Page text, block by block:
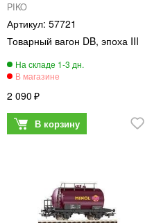
PIKO
57721
Товарный вагон DB, эпоха III
2 090